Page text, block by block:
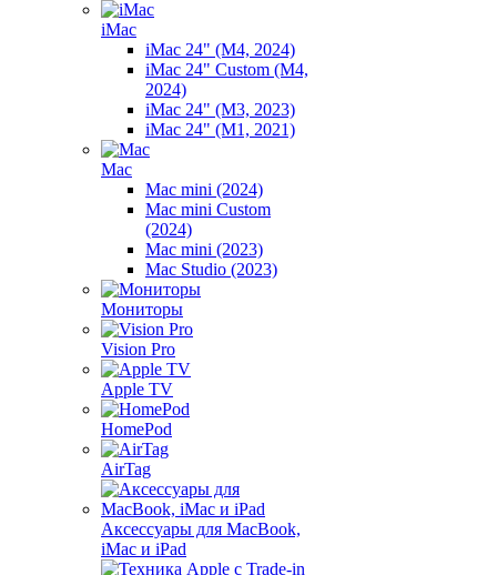
iMac
iMac 24" (M4, 2024)
iMac 24" Custom (M4,
2024)
iMac 24" (M3, 2023)
iMac 24" (M1, 2021)
Mac
Mac mini (2024)
Mac mini Custom
(2024)
Mac mini (2023)
Mac Studio (2023)
Мониторы
Vision Pro
Apple TV
HomePod
AirTag
Аксессуары для MacBook,
iMac и iPad